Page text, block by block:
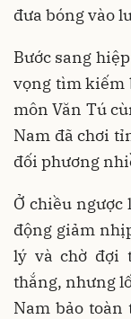
đưa bóng vào
Bước sang
vọng tìm kiếm
môn Văn Tú
Nam đã chơi
đối phương
Ở chiều
động giảm
lý và chờ đợi
thắng, nhưng
Nam bảo